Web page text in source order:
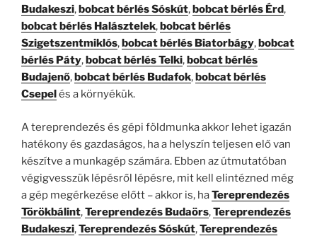
Budakeszi, bobcat bérlés Sóskút, bobcat bérlés Érd,
bobcat bérlés Halásztelek, bobcat bérlés
Szigetszentmiklós, bobcat bérlés Biatorbágy, bobcat
bérlés Páty, bobcat bérlés Telki, bobcat bérlés
Budajenő, bobcat bérlés Budafok, bobcat bérlés
Csepel és a környékük.
A tereprendezés és gépi földmunka akkor lehet igazán
hatékony és gazdaságos, ha a helyszín teljesen elő van
készítve a munkagép számára. Ebben az útmutatóban
végigvesszük lépésről lépésre, mit kell elintézned még
a gép megérkezése előtt – akkor is, haTereprendezés
Törökbálint,Tereprendezés Budaörs,Tereprendezés
Budakeszi,Tereprendezés Sóskút,Tereprendezés